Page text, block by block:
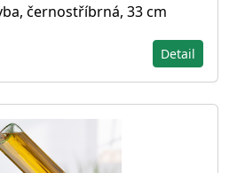
černostříbrná, 33 cm
Detail